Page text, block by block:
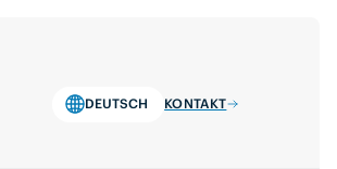
DEUTSCH KONTAKT